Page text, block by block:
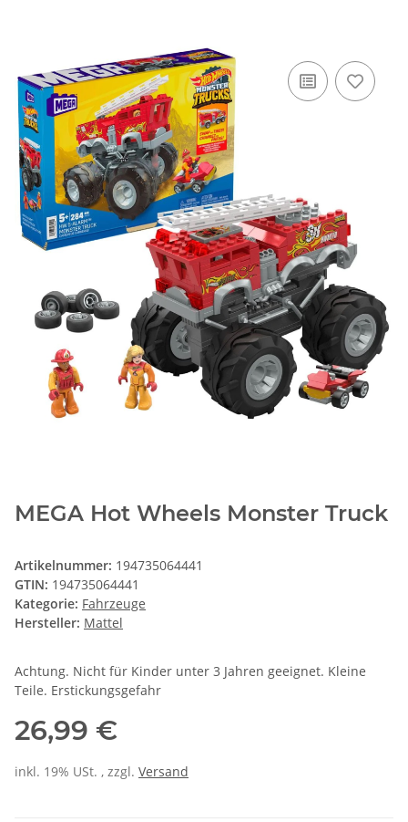
MEGA Hot Wheels Monster Truck
Artikelnummer: 194735064441
GTIN: 194735064441
Kategorie: Fahrzeuge
Hersteller: Mattel
Achtung. Nicht für Kinder unter 3 Jahren geeignet. Kleine
Teile. Erstickungsgefahr
26,99 €
inkl. 19% USt. , zzgl. Versand